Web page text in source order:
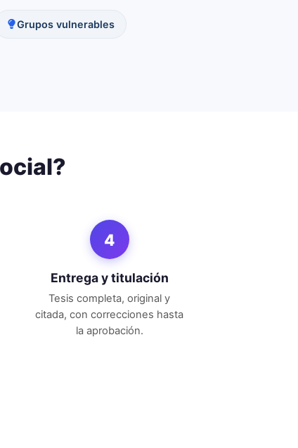
Grupos vulnerables
?
4
Entrega y titulación
Tesis completa, original y
citada, con correcciones hasta
la aprobación.